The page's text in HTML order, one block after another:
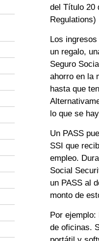
del Título 20
Regulations)
Los
un regalo,
Seguro
ahorro en la
hasta que
lo que se
Un PASS
SSI que
empleo.
Social
un PASS al
monto de
Por
de oficinas.